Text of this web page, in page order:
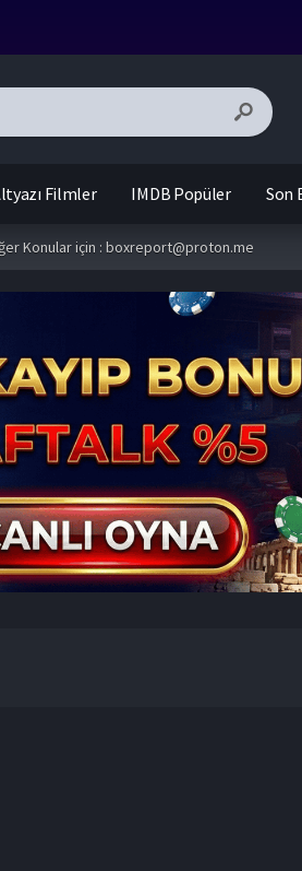
Filmler IMDB Popüler Son
Konular için : boxreport@proton.me